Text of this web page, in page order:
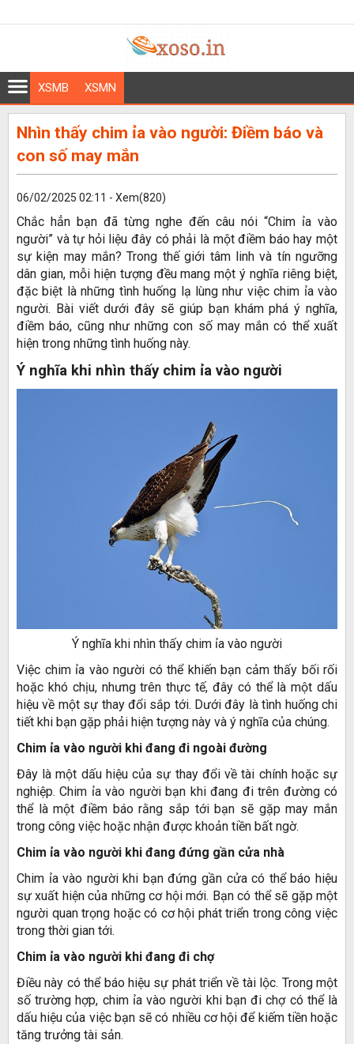
XSMB XSMN
Nhìn thấy chim ỉa vào người: Điềm báo và
con số may mắn
06/02/2025 02:11 - Xem(820)
Chắc hẳn bạn đã từng nghe đến câu nói “Chim ỉa vào
người” và tự hỏi liệu đây có phải là một điềm báo hay một
sự kiện may mắn? Trong thế giới tâm linh và tín ngưỡng
dân gian, mỗi hiện tượng đều mang một ý nghĩa riêng biệt,
đặc biệt là những tình huống lạ lùng như việc chim ỉa vào
người. Bài viết dưới đây sẽ giúp bạn khám phá ý nghĩa,
điềm báo, cũng như những con số may mắn có thể xuất
hiện trong những tình huống này.
Ý nghĩa khi nhìn thấy chim ỉa vào người
Ý nghĩa khi nhìn thấy chim ỉa vào người
Việc chim ỉa vào người có thể khiến bạn cảm thấy bối rối
hoặc khó chịu, nhưng trên thực tế, đây có thể là một dấu
hiệu về một sự thay đổi sắp tới. Dưới đây là tình huống chi
tiết khi bạn gặp phải hiện tượng này và ý nghĩa của chúng.
Chim ỉa vào người khi đang đi ngoài đường
Đây là một dấu hiệu của sự thay đổi về tài chính hoặc sự
nghiệp. Chim ỉa vào người bạn khi đang đi trên đường có
thể là một điềm báo rằng sắp tới bạn sẽ gặp may mắn
trong công việc hoặc nhận được khoản tiền bất ngờ.
Chim ỉa vào người khi đang đứng gần cửa nhà
Chim ỉa vào người khi bạn đứng gần cửa có thể báo hiệu
sự xuất hiện của những cơ hội mới. Bạn có thể sẽ gặp một
người quan trọng hoặc có cơ hội phát triển trong công việc
trong thời gian tới.
Chim ỉa vào người khi đang đi chợ
Điều này có thể báo hiệu sự phát triển về tài lộc. Trong một
số trường hợp, chim ỉa vào người khi bạn đi chợ có thể là
dấu hiệu của việc bạn sẽ có nhiều cơ hội để kiếm tiền hoặc
tăng trưởng tài sản.